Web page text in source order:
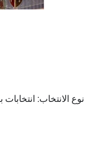
نوع الانتخاب: